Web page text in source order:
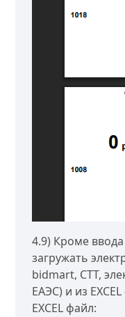
4.9) Кроме
загружать
bidmart, CTT,
ЕАЭС) и из
EXCEL файл: